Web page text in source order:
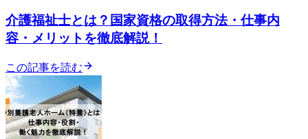
介護福祉士とは？国家資格の取得方法・仕事内
容・メリットを徹底解説！
この記事を読む